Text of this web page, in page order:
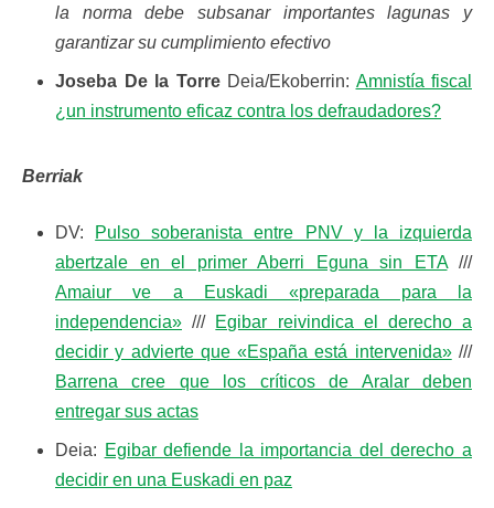
la norma debe subsanar importantes lagunas y
garantizar su cumplimiento efectivo
Joseba De la TorreDeia/Ekoberrin: Amnistía fiscal
¿un instrumento eficaz contra los defraudadores?
Berriak
DV:
Pulso soberanista entre PNV y la izquierda
abertzale en el primer Aberri Eguna sin ETA///
Amaiur ve a Euskadi «preparada para la
independencia» /// Egibar reivindica el derecho a
decidir y advierte que «España está intervenida»///
Barrena cree que los críticos de Aralar deben
entregar sus actas
Deia: Egibar defiende la importancia del derecho a
decidir en una Euskadi en paz